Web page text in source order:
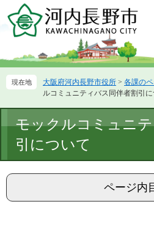
ー
先
ニ
を
て
大阪府河内長野市役所 > 各課の
ルコミュニティバス同伴者割引
文
モックルコミュニ
引について
ページ内